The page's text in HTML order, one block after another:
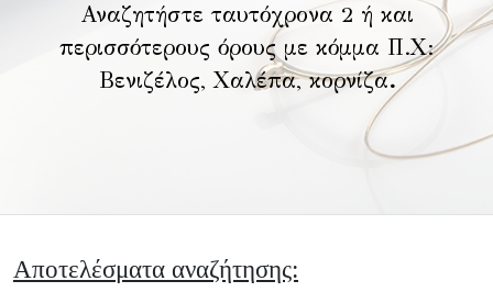
Αναζητήστε ταυτόχρονα 2 ή και
περισσότερους όρους με κόμμα Π.Χ:
Βενιζέλος, Χαλέπα, κορνίζα.
Αποτελέσματα αναζήτησης: